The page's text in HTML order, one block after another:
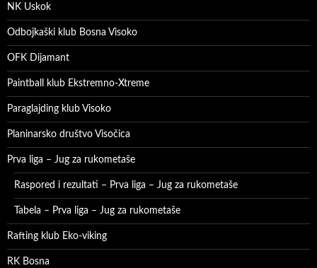
NK Uskok
Odbojkaški klub Bosna Visoko
OFK Dijamant
Paintball klub Ekstremno-Xtreme
Paraglajding klub Visoko
Planinarsko društvo Visočica
Prva liga – Jug za rukometaše
Raspored i rezultati – Prva liga – Jug za rukometaše
Tabela – Prva liga – Jug za rukometaše
Rafting klub Eko-viking
RK Bosna